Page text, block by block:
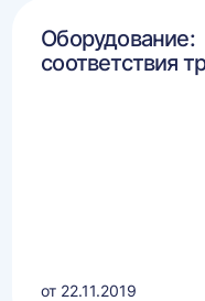
Оборудование:
соответствия
от 22.11.2019